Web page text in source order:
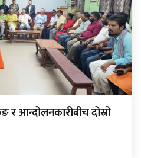
र आन्दोलनकारीबीच दोस्रो